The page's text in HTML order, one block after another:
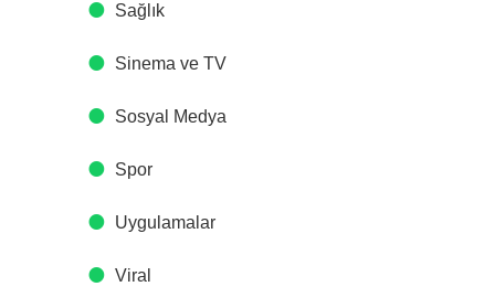
Sağlık
Sinema ve TV
Sosyal Medya
Spor
Uygulamalar
Viral